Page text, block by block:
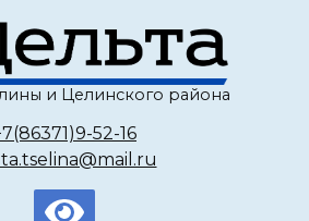
и Целинского района
52-16